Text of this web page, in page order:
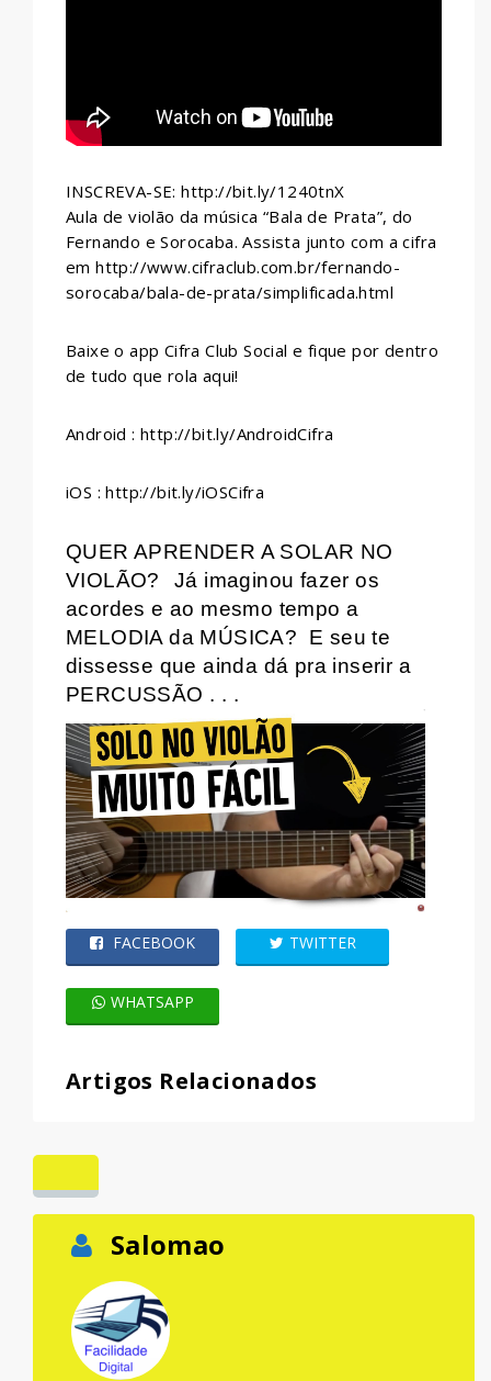
INSCREVA-SE: http://bit.ly/1240tnX
Aula de violão da música “Bala de Prata”, do
Fernando e Sorocaba. Assista junto com a cifra
em http://www.cifraclub.com.br/fernando-
sorocaba/bala-de-prata/simplificada.html
Baixe o app Cifra Club Social e fique por dentro
de tudo que rola aqui!
Android : http://bit.ly/AndroidCifra
iOS : http://bit.ly/iOSCifra
QUER APRENDER A SOLAR NO
VIOLÃO?
Já imaginou fazer os
acordes e ao mesmo tempo a
MELODIA da MÚSICA? E seu te
dissesse que ainda dá pra inserir a
PERCUSSÃO . . .
FACEBOOK TWITTER
WHATSAPP
Artigos Relacionados
Salomao